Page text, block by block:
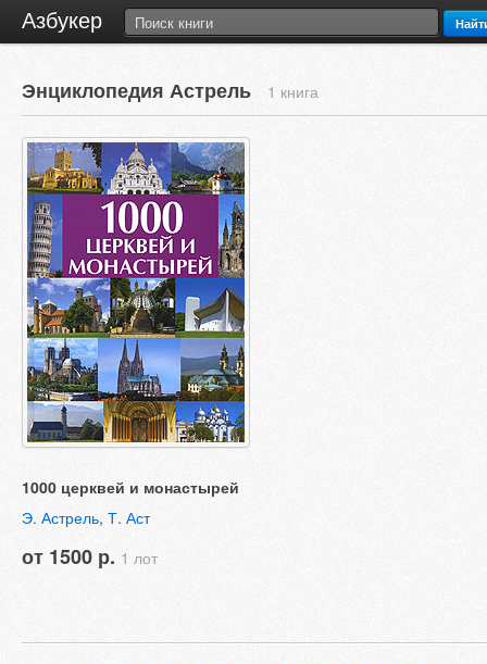
Азбукер
Энциклопедия Астрель 1 книга
1000 церквей и монастырей
Э. Астрель, Т. Аст
от 1500 р. 1 лот